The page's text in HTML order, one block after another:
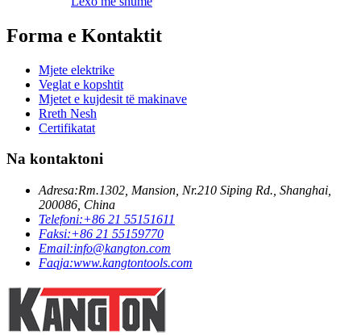
Forma e Kontaktit
Mjete elektrike
Veglat e kopshtit
Mjetet e kujdesit të makinave
Rreth Nesh
Certifikatat
Na kontaktoni
Adresa:Rm.1302, Mansion, Nr.210 Siping Rd., Shanghai,
200086, China
Telefoni:+86 21 55151611
Faksi:+86 21 55159770
Email:info@kangton.com
Faqja:www.kangtontools.com